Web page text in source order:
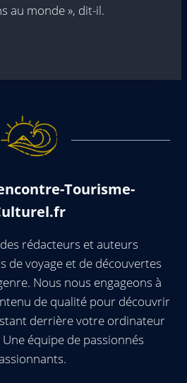
au monde », dit-il.
Tourisme-
rédacteurs et auteurs
de voyage et de découvertes
Nous nous engageons à
de qualité pour découvrir
derrière votre ordinateur
équipe de passionnés